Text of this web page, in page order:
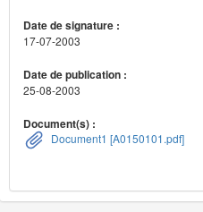
Date de signature :
17-07-2003
Date de publication :
25-08-2003
Document(s) :
Document1 [A0150101.pdf]